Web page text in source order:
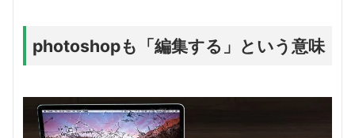
photoshopも「編集する」という意味